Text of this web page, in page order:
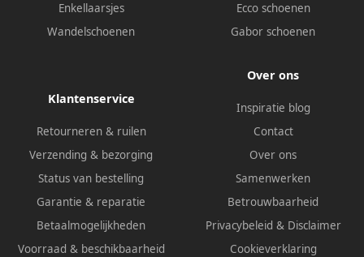
Enkellaarsjes
Wandelschoenen
Ecco schoenen
Gabor schoenen
Klantenservice
Retourneren & ruilen
Verzending & bezorging
Status van bestelling
Garantie & reparatie
Betaalmogelijkheden
Voorraad & beschikbaarheid
Over ons
Inspiratie blog
Contact
Over ons
Samenwerken
Betrouwbaarheid
Privacybeleid & Disclaimer
Cookieverklaring